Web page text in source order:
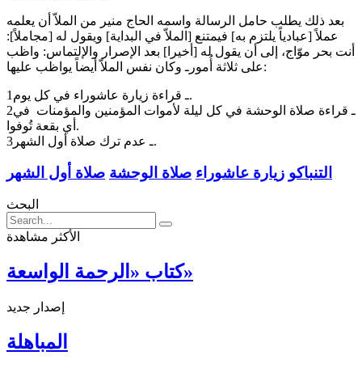
بعد ذلك يطلب حامل الرسالة واسمه الحاج منير من الملاّ أن يعلمه
عملاً [عبادياً يلتزم به] فيمتنع [الملاّ في البداية] ويقول له [مجاملاً]:
أنت بحر موّاج، إلى أن يقول له [أخيرا] بعد الإصرار والإلتماس: واظب
على ثلاثة أُمورـ وكان نفس الملاّ أيضاً يواظب عليها:
1ـ قراءة زيارة عاشوراء في كل يوم.
2ـ قراءة صلاة الوحشة في كل ليلة لأموات المؤمنين والمؤمنات في
أي بقعة تُوفوا.
3ـ عدم ترك صلاة أول الشهر.
التنباكو زيارة عاشوراء صلاة الوحشة صلاة أول الشهر
البحث
الأكثر مشاهدة
كتاب «الرحمة الواسعة»
إصدار جديد
المباهلة